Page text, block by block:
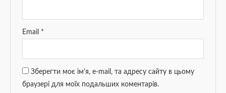
Email *
Зберегти моє ім'я, e-mail, та адресу сайту в цьому
браузері для моїх подальших коментарів.